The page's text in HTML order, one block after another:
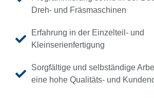
Dreh- und Fräsmaschinen
Erfahrung in der Einzelteil- und
Kleinserienfertigung
Sorgfältige und selbständige
eine hohe Qualitäts- und